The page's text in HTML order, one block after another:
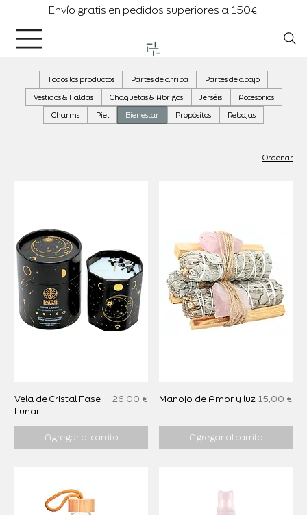
Envío gratis en pedidos superiores a 150€
Todos los productos Partes de arriba
Partes de abajo
Vestidos & Faldas
Chaquetas & Abrigos Jerséis
Accesorios
Charms
Piel Bienestar Propósitos Rebajas
Ordenar
Vela de Cristal Fase
Lunar
Precio
26,00 €
Agregar al carrito
Manojo de Amor y luz Precio
15,00 €
Agregar al carrito